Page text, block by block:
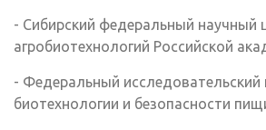
- Сибирский федеральный научный
агробиотехнологий Российской
- Федеральный исследовательский
биотехнологии и безопасности